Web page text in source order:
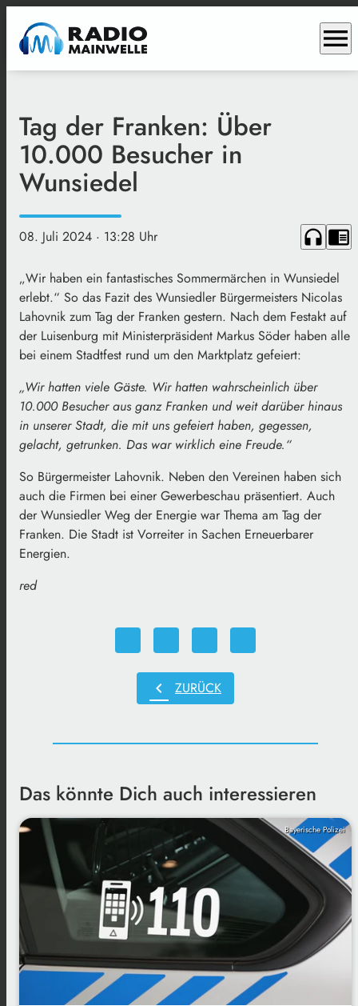
menu
Tag der Franken: Über
10.000 Besucher in
Wunsiedel
08. Juli 2024 · 13:28 Uhr headphones chrome_reader_mode
„Wir haben ein fantastisches Sommermärchen in Wunsiedel
erlebt.“ So das Fazit des Wunsiedler Bürgermeisters Nicolas
Lahovnik zum Tag der Franken gestern. Nach dem Festakt auf
der Luisenburg mit Ministerpräsident Markus Söder haben alle
bei einem Stadtfest rund um den Marktplatz gefeiert:
„Wir hatten viele Gäste. Wir hatten wahrscheinlich über
10.000 Besucher aus ganz Franken und weit darüber hinaus
in unserer Stadt, die mit uns gefeiert haben, gegessen,
gelacht, getrunken. Das war wirklich eine Freude.“
So Bürgermeister Lahovnik. Neben den Vereinen haben sich
auch die Firmen bei einer Gewerbeschau präsentiert. Auch
der Wunsiedler Weg der Energie war Thema am Tag der
Franken. Die Stadt ist Vorreiter in Sachen Erneuerbarer
Energien.
red
chevron_left ZURÜCK
Das könnte Dich auch interessieren
Bayerische Polizei